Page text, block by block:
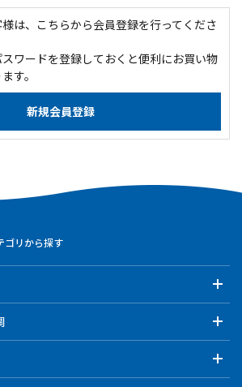
は、こちらから会員登録を行ってくださ
ワードを登録しておくと便利にお買い物
す。
ゴリから探す